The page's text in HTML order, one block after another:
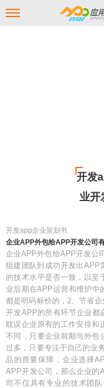
开发
业开
开发app企业策划书
企业APP外包给APP开发公司
企业APP外包给APP开发公
组建团队到成功开发出APP
的技术水平是否一致，以至
业后期在APP运营和维护中
都是明码标价的，2、节省
开发APP的所有环节企业都
耽误企业原有的工作安排和
不同，只要企业前期与外包
过多，只要专注于自己的业
品的质量保障，企业选择
APP开发公司，那么企业的
司不仅具有专业的技术团